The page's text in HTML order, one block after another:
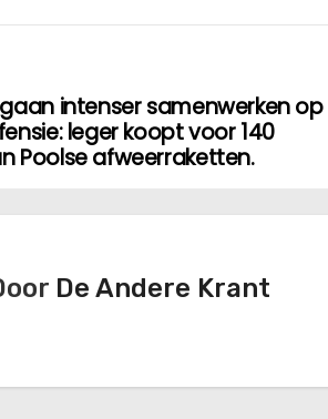
intenser samenwerken op
leger koopt voor 140
Poolse afweerraketten.
De Andere Krant